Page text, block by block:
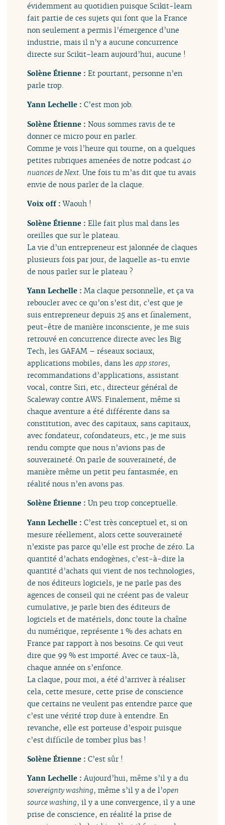
évidemment au quotidien puisque Scikit-learn
fait partie de ces sujets qui font que la France
non seulement a permis l’émergence d’une
industrie, mais il n’y a aucune concurrence
directe sur Scikit-learn aujourd’hui, aucune !
Solène Étienne :Et pourtant, personne n’en
parle trop.
Yann Lechelle :C’est mon job.
Solène Étienne :Nous sommes ravis de te
donner ce micro pour en parler.
Comme je vois l’heure qui tourne, on a quelques
petites rubriques amenées de notre podcast40
nuances de Next . Une fois tu m’as dit que tu avais
envie de nous parler de la claque.
Voix off :Waouh !
Solène Étienne :Elle fait plus mal dans les
oreilles que sur le plateau.
La vie d’un entrepreneur est jalonnée de claques
plusieurs fois par jour, de laquelle as-tu envie
de nous parler sur le plateau ?
Yann Lechelle :Ma claque personnelle, et ça va
reboucler avec ce qu’on s’est dit, c’est que je
suis entrepreneur depuis 25 ans et finalement,
peut-être de manière inconsciente, je me suis
retrouvé en concurrence directe avec les Big
Tech, les GAFAM – réseaux sociaux,
applications mobiles, dans lesapp stores,
recommandations d’applications, assistant
vocal, contre Siri, etc., directeur général de
Scaleway contre AWS. Finalement, même si
chaque aventure a été différente dans sa
constitution, avec des capitaux, sans capitaux,
avec fondateur, cofondateurs, etc., je me suis
rendu compte que nous n’avions pas de
souveraineté. On parle de souveraineté, de
manière même un petit peu fantasmée, en
réalité nous n’en avons pas.
Solène Étienne :Un peu trop conceptuelle.
Yann Lechelle :C’est très conceptuel et, si on
mesure réellement, alors cette souveraineté
n’existe pas parce qu’elle est proche de zéro. La
quantité d’achats endogènes, c’est-à-dire la
quantité d’achats qui vient de nos technologies,
de nos éditeurs logiciels, je ne parle pas des
agences de conseil qui ne créent pas de valeur
cumulative, je parle bien des éditeurs de
logiciels et de matériels, donc toute la chaîne
du numérique, représente 1 % des achats en
France par rapport à nos besoins. Ce qui veut
dire que 99 % est importé. Avec ce taux-là,
chaque année on s’enfonce.
La claque, pour moi, a été d’arriver à réaliser
cela, cette mesure, cette prise de conscience
que certains ne veulent pas entendre parce que
c’est une vérité trop dure à entendre. En
revanche, elle est porteuse d’espoir puisque
c’est difficile de tomber plus bas !
Solène Étienne :C’est sûr !
Yann Lechelle :Aujourd’hui, même s’il y a du
sovereignty washing, même s’il y a de l’open
source washing, il y a une convergence, il y a une
prise de conscience, en réalité la prise de